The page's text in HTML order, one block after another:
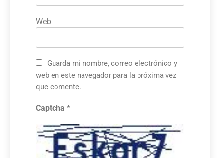
Web
Guarda mi nombre, correo electrónico y
web en este navegador para la próxima vez
que comente.
Captcha *